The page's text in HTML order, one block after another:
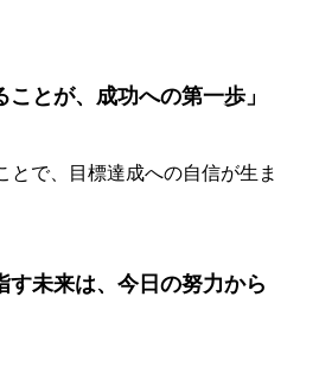
とが、成功への第一歩」
とで、目標達成への自信が生ま
す未来は、今日の努力から